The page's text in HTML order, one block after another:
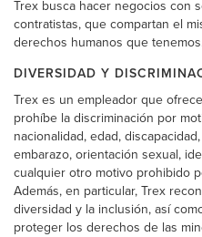
Trex busca hacer negocios con
contratistas, que compartan el
derechos humanos que
DIVERSIDAD Y
Trex es un empleador que
prohíbe la discriminación por
nacionalidad, edad,
embarazo, orientación sexual,
cualquier otro motivo prohibido
Además, en particular, Trex
diversidad y la inclusión, así
proteger los derechos de las